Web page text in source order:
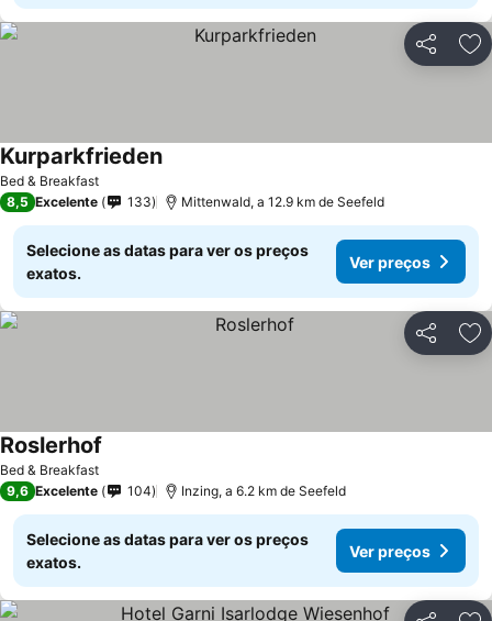
Partilhar
Bed & Breakfast
Kurparkfrieden
8,5 Excelente 133 Mittenwald, a 12.9 km de Seefeld
Selecione as datas para ver os preços
exatos.
Ver preços
Partilhar
Bed & Breakfast
Roslerhof
9,6 Excelente 104 Inzing, a 6.2 km de Seefeld
Selecione as datas para ver os preços
exatos.
Ver preços